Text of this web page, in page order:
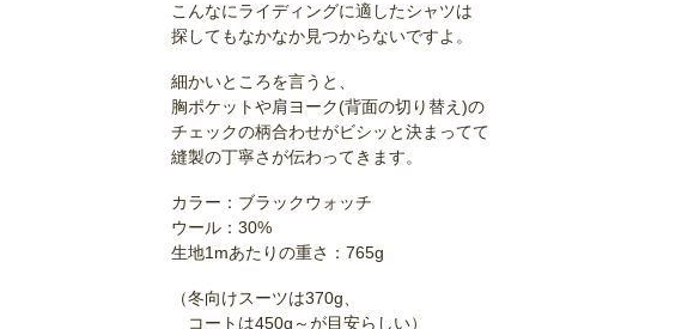
こんなにライディングに適したシャツは
探してもなかなか見つからないですよ。
細かいところを言うと、
胸ポケットや肩ヨーク(背面の切り替え)の
チェックの柄合わせがビシッと決まってて
縫製の丁寧さが伝わってきます。
カラー：ブラックウォッチ
ウール：30%
生地1mあたりの重さ：765g
（冬向けスーツは370g、
コートは450g～が目安らしい）